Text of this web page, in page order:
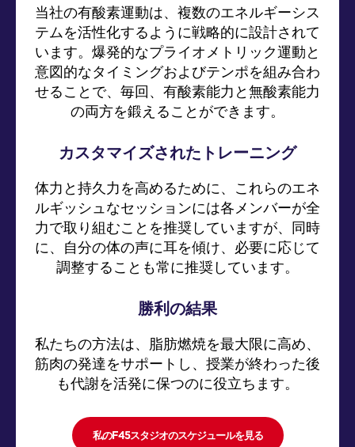
当社の有酸素運動は、複数のエネルギーシス
テムを活性化するように戦略的に設計されて
います。爆発的なプライオメトリック運動と
意図的なタイミングおよびテンポを組み合わ
せることで、毎回、有酸素能力と無酸素能力
の両方を鍛えることができます。
カスタマイズされたトレーニング
体力と持久力を高めるために、これらのエネ
ルギッシュなセッションには各メンバーが全
力で取り組むことを推奨していますが、同時
に、自分の体の声に耳を傾け、必要に応じて
調整することも常に推奨しています。
勝利の結果
私たちの方法は、脂肪燃焼を最大限に高め、
筋肉の発達をサポートし、授業が終わった後
も代謝を活発に保つのに役立ちます。
私のF45スタジオのスケジュールを見る